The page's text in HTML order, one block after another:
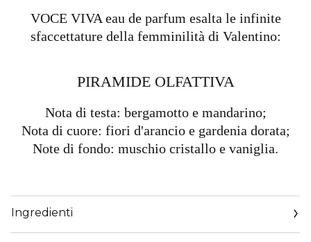
VOCE VIVA eau de parfum esalta le infinite
sfaccettature della femminilità di Valentino:
PIRAMIDE OLFATTIVA​
Nota di testa: bergamotto e mandarino;
Nota di cuore: fiori d'arancio e gardenia dorata;
Note di fondo: muschio cristallo e vaniglia.
Ingredienti